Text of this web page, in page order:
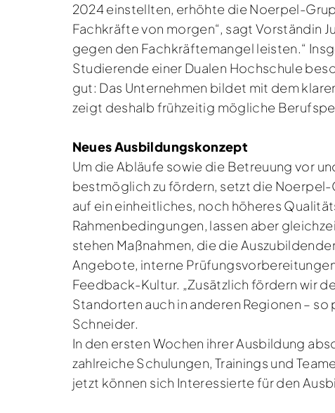
2024 einstellten, erhöhte die Noerpel-
Fachkräfte von morgen“, sagt Vorständin
gegen den Fachkräftemangel leisten.“
Studierende einer Dualen Hochschule
gut: Das Unternehmen bildet mit dem
zeigt deshalb frühzeitig mögliche
Neues Ausbildungskonzept
Um die Abläufe sowie die Betreuung vor
bestmöglich zu fördern, setzt die Noerpel-
auf ein einheitliches, noch höheres
Rahmenbedingungen, lassen aber
stehen Maßnahmen, die die
Angebote, interne
Feedback-Kultur. „Zusätzlich fördern wir
Standorten auch in anderen Regionen –
Schneider.
In den ersten Wochen ihrer Ausbildung
zahlreiche Schulungen, Trainings und
jetzt können sich Interessierte für den